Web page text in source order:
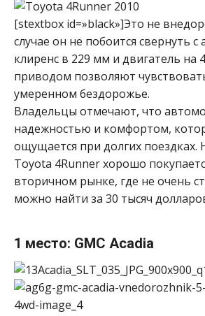
[stextbox id=»black»]Это не
случае он не побоится свернуть с
клиренс в 229 мм и двигатель на
приводом позволяют
умеренном бездорожье.
Владельцы отмечают, что
надежностью и комфортом,
ощущается при долгих поездках.
Toyota 4Runner хорошо
вторичном рынке, где не очень
можно найти за 30 тысяч
1 место: GMC Acadia